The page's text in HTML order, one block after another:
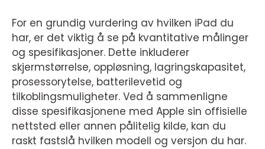
For en grundig vurdering av hvilken iPad du
har, er det viktig å se på kvantitative målinger
og spesifikasjoner. Dette inkluderer
skjermstørrelse, oppløsning, lagringskapasitet,
prosessorytelse, batterilevetid og
tilkoblingsmuligheter. Ved å sammenligne
disse spesifikasjonene med Apple sin offisielle
nettsted eller annen pålitelig kilde, kan du
raskt fastslå hvilken modell og versjon du har.